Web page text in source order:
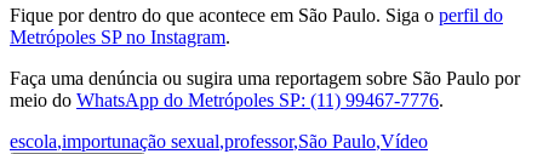
Fique por dentro do que acontece em São Paulo. Siga o perfil do
Metrópoles SP no Instagram.
Faça uma denúncia ou sugira uma reportagem sobre São Paulo por
meio do WhatsApp do Metrópoles SP: (11) 99467-7776.
escola,importunação sexual,professor,São Paulo,Vídeo